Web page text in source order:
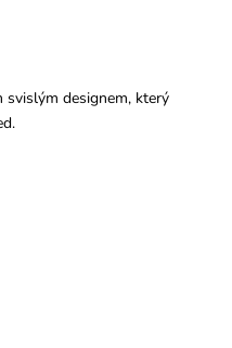
svislým designem, který